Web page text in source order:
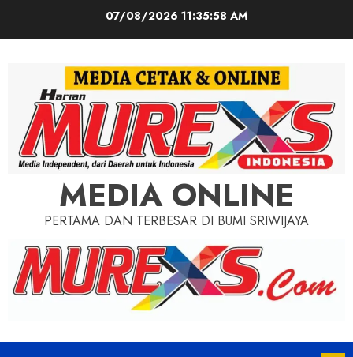
07/08/2026 11:35:59 AM
MEDIA ONLINE
PERTAMA DAN TERBESAR DI BUMI SRIWIJAYA